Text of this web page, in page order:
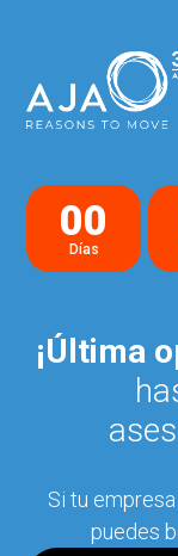
00
Días
¡Última
Si tu
puedes